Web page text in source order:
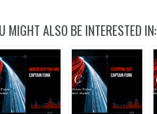
MIGHT ALSO BE INTERESTED IN: